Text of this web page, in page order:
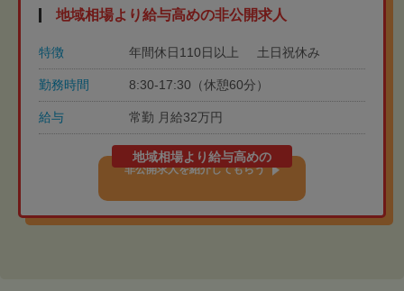
地域相場より給与高めの非公開求人
特徴 年間休日110日以上 土日祝休み
勤務時間 8:30-17:30（休憩60分）
給与 常勤 月給32万円
地域相場より給与高めの
非公開求人を紹介してもらう